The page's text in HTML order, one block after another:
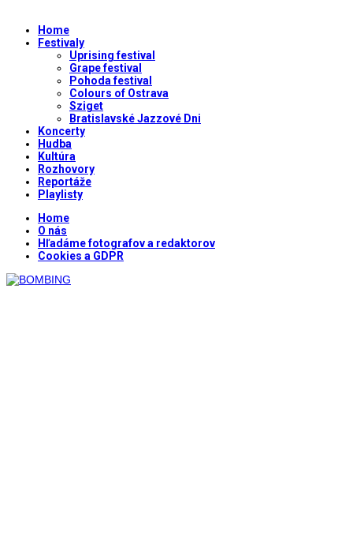
Home
Festivaly
Uprising festival
Grape festival
Pohoda festival
Colours of Ostrava
Sziget
Bratislavské Jazzové Dni
Koncerty
Hudba
Kultúra
Rozhovory
Reportáže
Playlisty
Home
O nás
Hľadáme fotografov a redaktorov
Cookies a GDPR